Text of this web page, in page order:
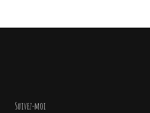
Suivez-moi